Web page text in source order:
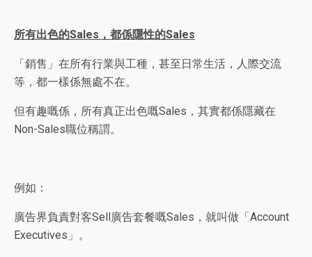
所有出色的Sales ，都係隱性的Sales
「銷售」在所有行業與工種，甚至日常生活，人際交流
等，都一樣係無處不在。
但有趣嘅係，所有真正出色嘅Sales ，其實都係隱藏在
Non-Sales職位稱謂。
例如：
廣告界負責對客Sell廣告套餐嘅Sales ，就叫做「Account
Executives 」。